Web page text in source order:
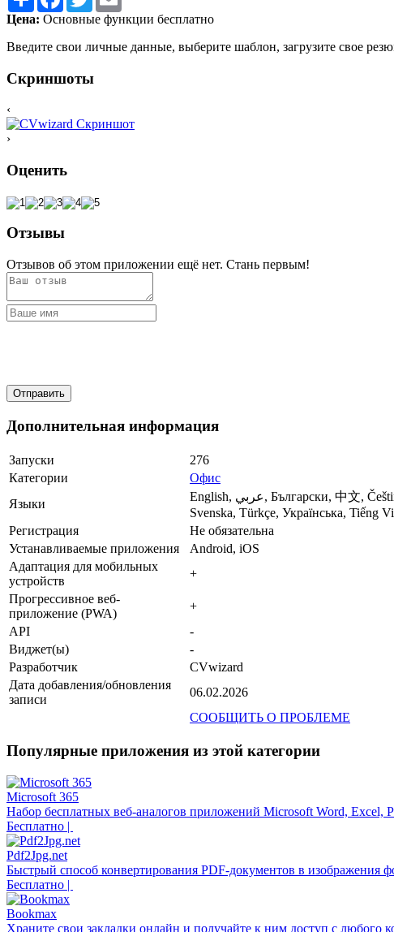
Цена: Основные функции бесплатно
Введите свои личные данные, выберите шаблон, загрузите свое
Скриншоты
‹
›
Оценить
Отзывы
Отзывов об этом приложении ещё нет. Стань первым!
Дополнительная информация
Запуски
276
Категории
Офис
Языки
English, عربي, Български, 中文, Čeština, Dansk, Suomi, Français, Deutsch, Ελληνικά, עברית, Magyar, Indonesia, Norsk, Polski, Português, Română, Русский, Español,
Svenska, Türkçe, Українська, Tiếng
Регистрация
Не обязательна
Устанавливаемые приложения
Android, iOS
Адаптация для мобильных
устройств
+
Прогрессивное веб-
приложение (PWA)
+
API
-
Виджет(ы)
-
Разработчик
CVwizard
Дата добавления/обновления
записи
06.02.2026
СООБЩИТЬ О ПРОБЛЕМЕ
Популярные приложения из этой категории
Microsoft 365
Набор бесплатных веб-аналогов приложений Microsoft Word, Excel,
Бесплатно |
Pdf2Jpg.net
Быстрый способ конвертирования PDF-документов в изображения
Бесплатно |
Bookmax
Храните свои закладки онлайн и получайте к ним доступ с любого